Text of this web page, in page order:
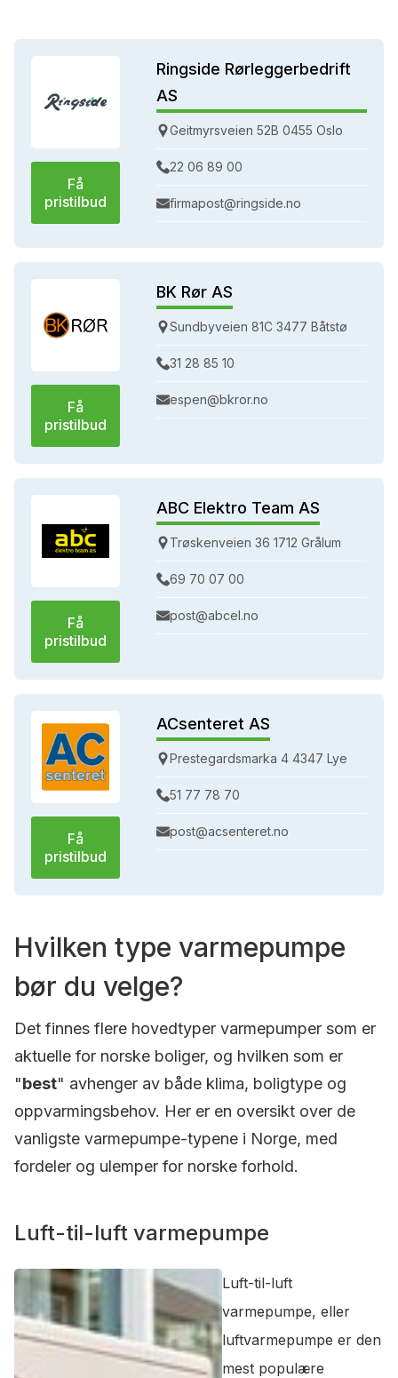
Få
pristilbud
Ringside Rørleggerbedrift
AS
Geitmyrsveien 52B 0455 Oslo
22 06 89 00
firmapost@ringside.no
Få
pristilbud
BK Rør AS
Sundbyveien 81C 3477 Båtstø
31 28 85 10
espen@bkror.no
Få
pristilbud
ABC Elektro Team AS
Trøskenveien 36 1712 Grålum
69 70 07 00
post@abcel.no
Få
pristilbud
ACsenteret AS
Prestegardsmarka 4 4347 Lye
51 77 78 70
post@acsenteret.no
Hvilken type varmepumpe
bør du velge?
Det finnes flere hovedtyper varmepumper som er
aktuelle for norske boliger, og hvilken som er
"best" avhenger av både klima, boligtype og
oppvarmingsbehov. Her er en oversikt over de
vanligste varmepumpe-typene i Norge, med
fordeler og ulemper for norske forhold.
Luft-til-luft varmepumpe
Luft-til-luft
varmepumpe, eller
luftvarmepumpe er den
mest populære